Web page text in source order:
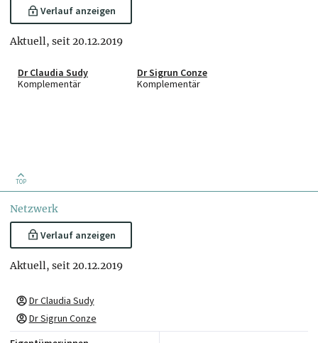
Verlauf anzeigen
Aktuell, seit 20.12.2019
Dr Claudia Sudy
Komplementär
Dr Sigrun Conze
Komplementär
TOP
Netzwerk
Verlauf anzeigen
Aktuell, seit 20.12.2019
Dr Claudia Sudy
Dr Sigrun Conze